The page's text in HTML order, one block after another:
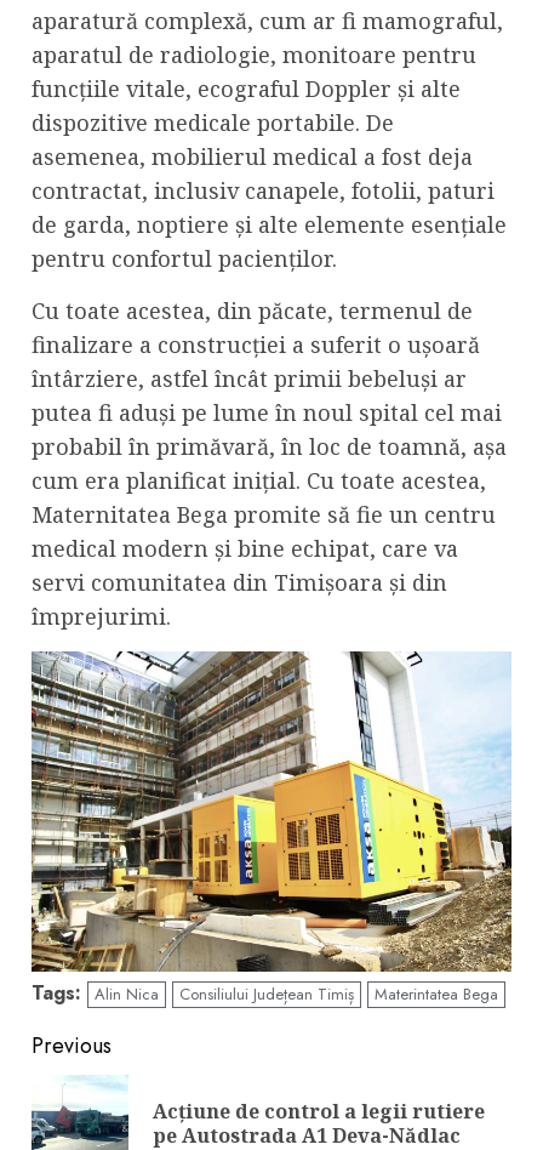
aparatură complexă, cum ar fi mamograful,
aparatul de radiologie, monitoare pentru
funcțiile vitale, ecograful Doppler și alte
dispozitive medicale portabile. De
asemenea, mobilierul medical a fost deja
contractat, inclusiv canapele, fotolii, paturi
de garda, noptiere și alte elemente esențiale
pentru confortul pacienților.
Cu toate acestea, din păcate, termenul de
finalizare a construcției a suferit o ușoară
întârziere, astfel încât primii bebeluși ar
putea fi aduși pe lume în noul spital cel mai
probabil în primăvară, în loc de toamnă, așa
cum era planificat inițial. Cu toate acestea,
Maternitatea Bega promite să fie un centru
medical modern și bine echipat, care va
servi comunitatea din Timișoara și din
împrejurimi.
Tags: Alin Nica Consiliului Județean Timiș Materintatea Bega
Continue
Reading
Previous
Acțiune de control a legii rutiere
pe Autostrada A1 Deva-Nădlac